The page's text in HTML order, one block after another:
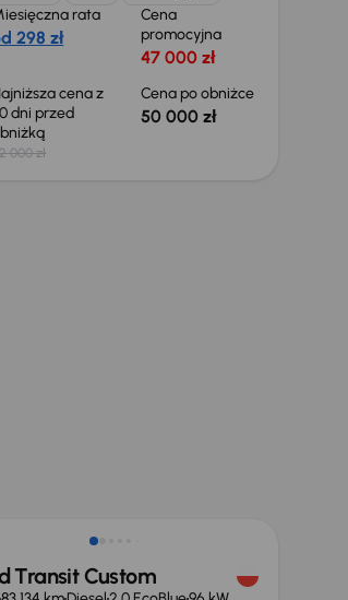
rata
298 zł
Cena
promocyjna
47 000 zł
cena z
dni przed
000 zł
Cena po obniżce
50 000 zł
Transit Custom